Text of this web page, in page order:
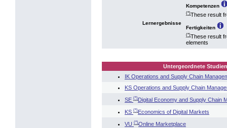
Lernergebnisse
Kompetenzen
(*)These result
Fertigkeiten
(*)These result
elements
Untergeordnete
IK Operations and Supply Chain
KS Operations and Supply Chain
SE (*)Digital Economy and Supply Chain
KS (*)Economics of Digital Markets
VU (*)Online Marketplace